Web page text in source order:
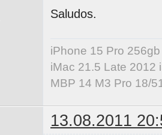
Saludos.
iPhone 15 Pro 256gb
iMac 21.5 Late 2012
MBP 14 M3 Pro 18/
13.08.2011